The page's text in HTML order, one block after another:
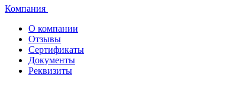
Компания
О компании
Отзывы
Сертификаты
Документы
Реквизиты